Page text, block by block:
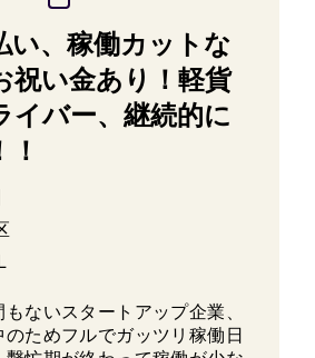
、稼働カットな
祝い金あり！軽貨
イバー、継続的に
ないスタートアップ企業、
ためフルでガッツリ稼働日